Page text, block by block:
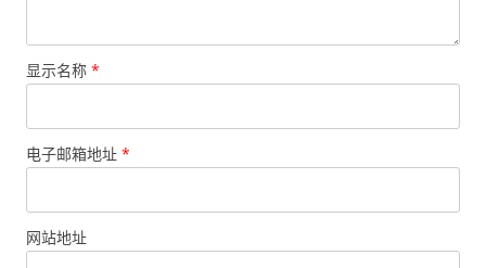
显示名称 *
电子邮箱地址 *
网站地址